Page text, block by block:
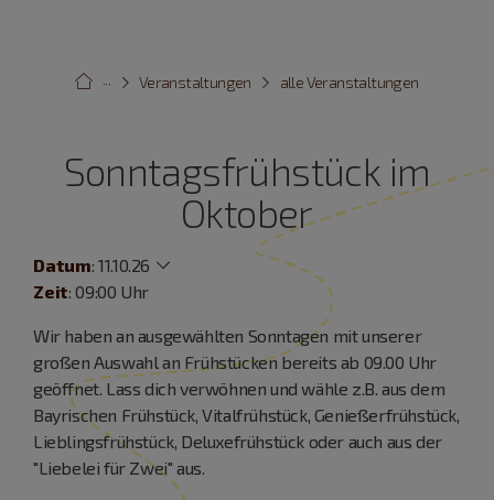
alle Veranstaltungen
Veranstaltungen
···
Sonntagsfrühstück im
Oktober
Datum:11.10.26
Zeit: 09:00 Uhr
Wir haben an ausgewählten Sonntagen mit unserer
großen Auswahl an Frühstücken bereits ab 09.00 Uhr
geöffnet. Lass dich verwöhnen und wähle z.B. aus dem
Bayrischen Frühstück, Vitalfrühstück, Genießerfrühstück,
Lieblingsfrühstück, Deluxefrühstück oder auch aus der
"Liebelei für Zwei" aus.